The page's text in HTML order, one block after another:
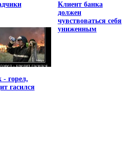
Клиент банка
должен
чувствоваться себя
униженным
- горел,
гасился